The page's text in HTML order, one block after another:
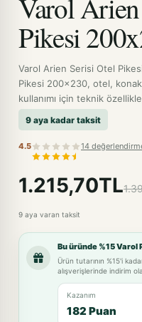
Varol
Pikesi
Varol Arien Serisi Otel
Pikesi 200x230, otel,
kullanımı için teknik
9 aya kadar taksit
4.5 14
1.215,70TL
9 aya varan taksit
Bu üründe %15 Varol
Ürün tutarının %15'i
alışverişlerinde indirim
Kazanım
182 Puan